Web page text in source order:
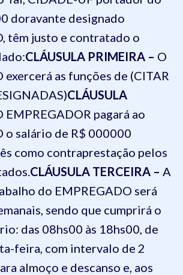
doravante designado
têm justo e contratado o
CLÁUSULA PRIMEIRA – O
exercerá as funções de (CITAR
CLÁUSULA
EMPREGADOR pagará ao
o salário de R$ 000000
como contraprestação pelos
CLÁUSULA TERCEIRA – A
do EMPREGADO será
sendo que cumprirá o
das 08hs00 às 18hs00, de
feira, com intervalo de 2
almoço e descanso e, aos